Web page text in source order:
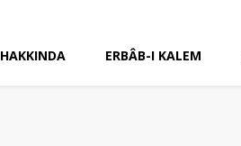
HAKKINDA ERBÂB-I KALEM